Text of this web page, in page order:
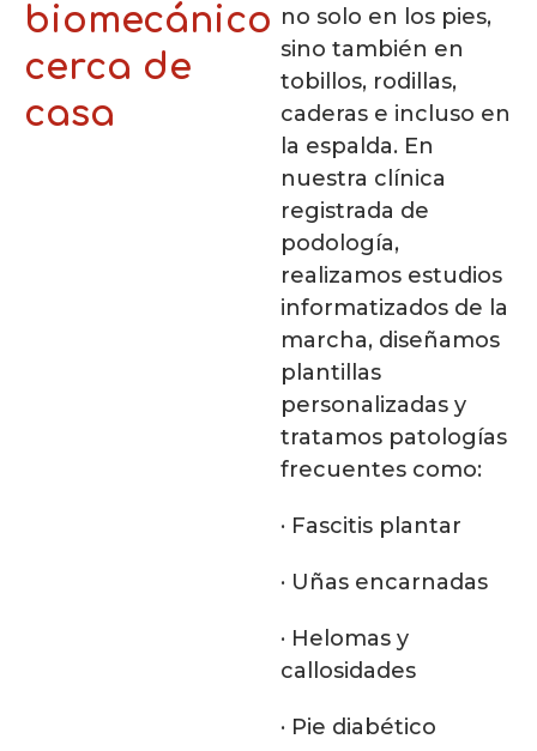
biomecánico
cerca de
casa
no solo en los pies,
sino también en
tobillos, rodillas,
caderas e incluso en
la espalda. En
nuestra clínica
registrada de
podología,
realizamos estudios
informatizados de la
marcha, diseñamos
plantillas
personalizadas y
tratamos patologías
frecuentes como:
· Fascitis plantar
· Uñas encarnadas
· Helomas y
callosidades
· Pie diabético